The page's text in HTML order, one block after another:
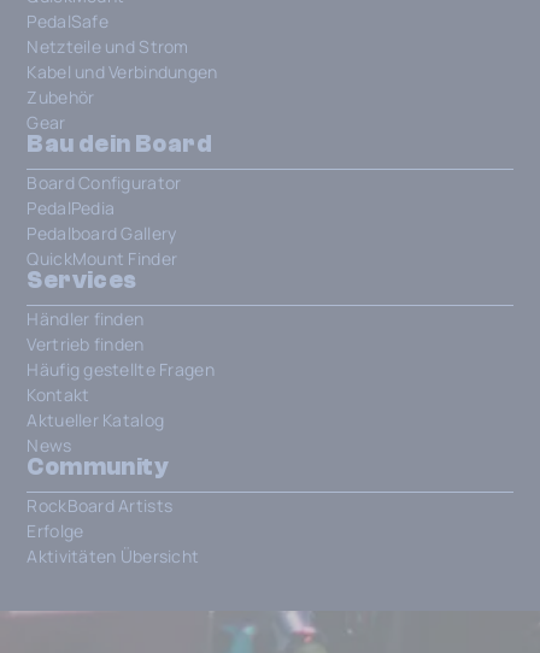
PedalSafe
Netzteile und Strom
Kabel und Verbindungen
Zubehör
Gear
Bau dein Board
Board Configurator
PedalPedia
Pedalboard Gallery
QuickMount Finder
Services
Händler finden
Vertrieb finden
Häufig gestellte Fragen
Kontakt
Aktueller Katalog
News
Community
RockBoard Artists
Erfolge
Aktivitäten Übersicht